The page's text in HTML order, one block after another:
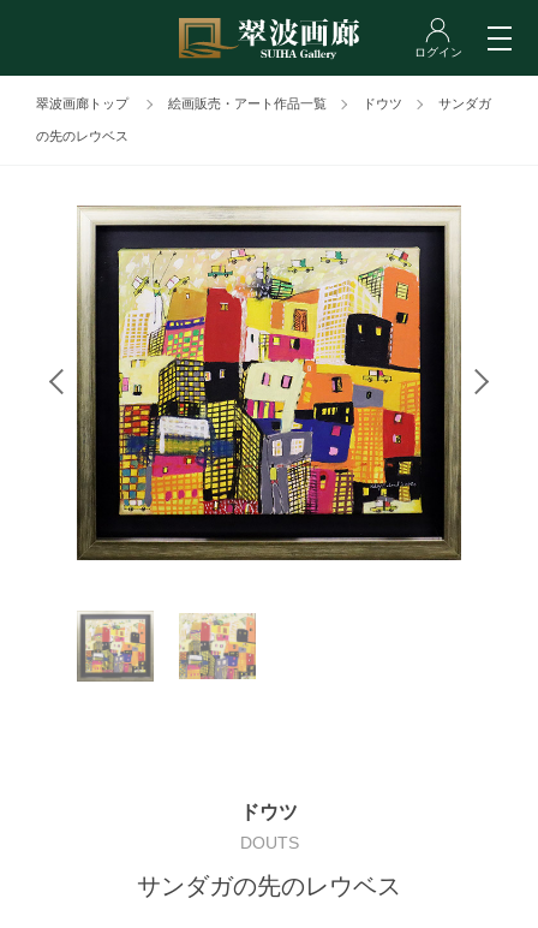
翠波画廊トップ 絵画販売・アート作品一覧 ドウツ サンダガ
の先のレウベス
ドウツ
DOUTS
サンダガの先のレウベス